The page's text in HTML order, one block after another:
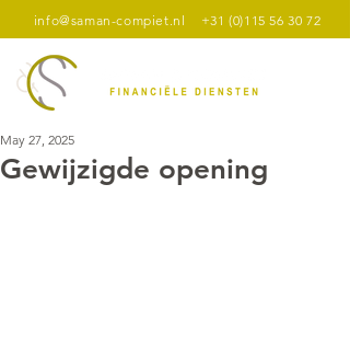
info@saman-compiet.nl +31 (0)115 56 30 72
Gewijzigde opening
May 27, 2025